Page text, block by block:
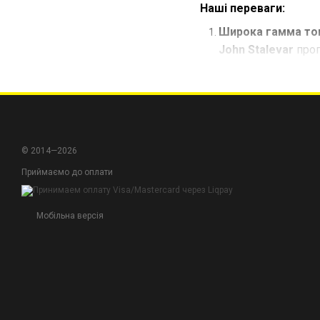
Наші переваги:
Широка гамма
John Stalevar
гарантує, що ви
Ефективність та
John
але й впевненість у
© 2014—2026
Приймаємо до оплати
Мобільна версія